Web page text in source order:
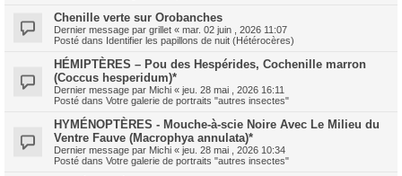
Chenille verte sur Orobanches
Dernier message par grillet « mar. 02 juin , 2026 11:07
Posté dans Identifier les papillons de nuit (Hétérocères)
HÉMIPTÈRES – Pou des Hespérides, Cochenille marron
(Coccus hesperidum)*
Dernier message par Michi « jeu. 28 mai , 2026 16:11
Posté dans Votre galerie de portraits "autres insectes"
HYMÉNOPTÈRES - Mouche-à-scie Noire Avec Le Milieu du
Ventre Fauve (Macrophya annulata)*
Dernier message par Michi « jeu. 28 mai , 2026 10:34
Posté dans Votre galerie de portraits "autres insectes"